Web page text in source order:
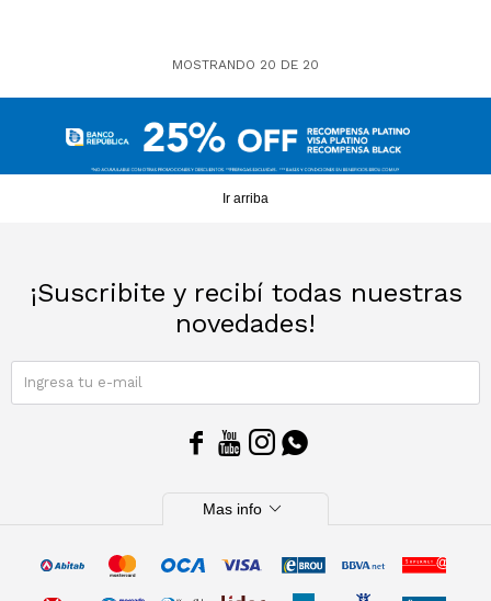
MOSTRANDO 20 DE 20
Ir arriba
¡Suscribite y recibí todas nuestras
novedades!
   
Mas info expand_more